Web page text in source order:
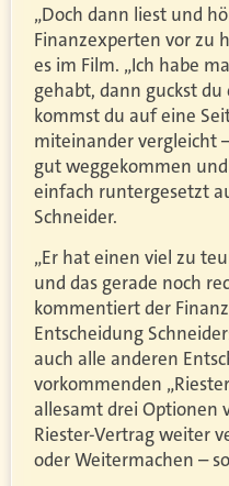
„Doch dann liest und
Finanzexperten vor zu
es im Film. „Ich habe
gehabt, dann guckst
kommst du auf eine
miteinander vergleicht
gut weggekommen
einfach runtergesetzt
Schneider.
„Er hat einen viel zu
und das gerade noch
kommentiert der
Entscheidung
auch alle anderen
vorkommenden
allesamt drei Optionen
Riester-Vertrag weiter
oder Weitermachen –